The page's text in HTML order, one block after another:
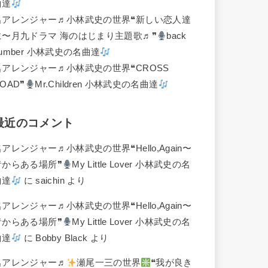
アレンジャー♬ 小林武史の世界❝新しい恋人達
〜月九ドラマ 海のはじまり主題歌♬❞
back
小林武史の名曲達
アレンジャー♬ 小林武史の世界❝CROSS
Mr.Children 小林武史の名曲達
近のコメント
アレンジャー♬ 小林武史の世界❝Hello,Again〜
からある場所❞
My Little Lover 小林武史の名
にsaichinより
アレンジャー♬ 小林武史の世界❝Hello,Again〜
からある場所❞
My Little Lover 小林武史の名
に Bobby Black より
アレンジャー♬ 瀬尾一三の世界 ❝我が良き